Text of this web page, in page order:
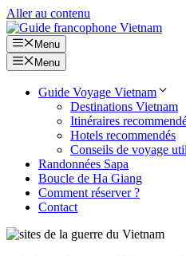
Aller au contenu
Menu
Menu
Guide Voyage Vietnam
Destinations Vietnam
Itinéraires
Hotels recommendés
Conseils de voyage
Randonnées Sapa
Boucle de Ha Giang
Comment réserver ?
Contact